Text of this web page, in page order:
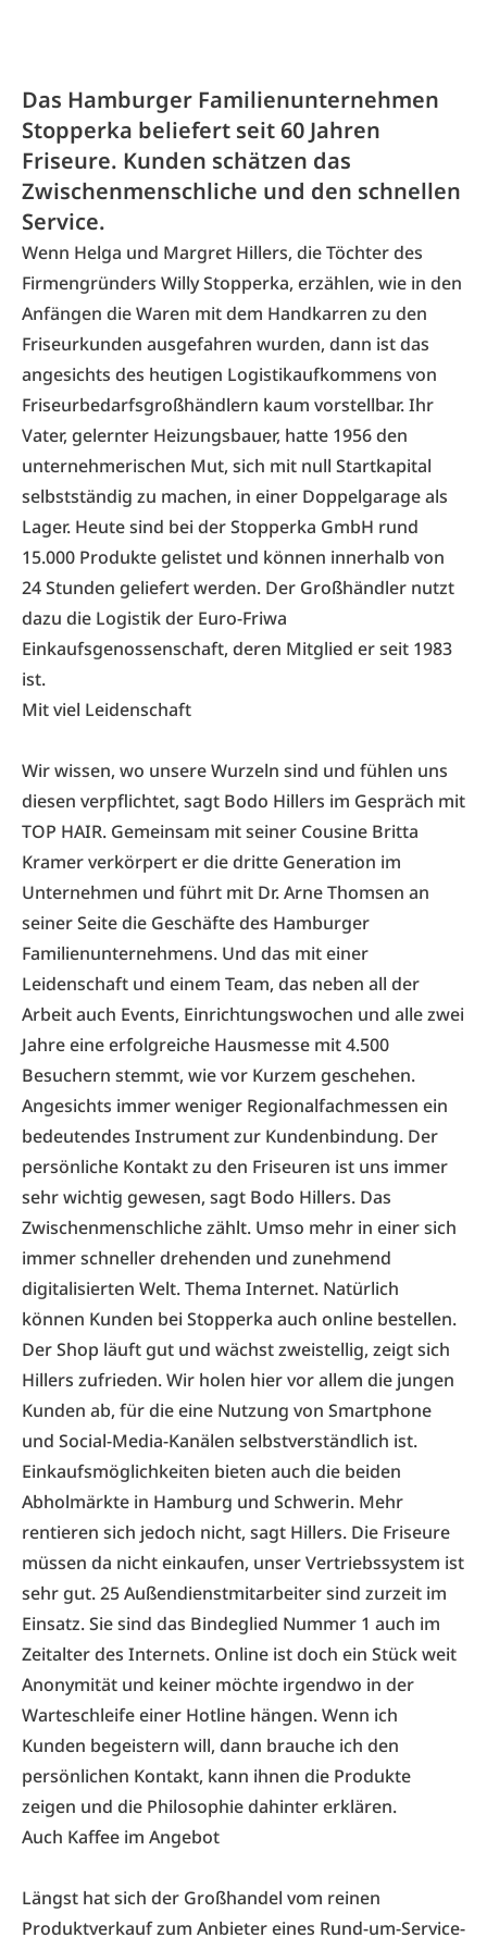
Das Hamburger Familienunternehmen
Stopperka beliefert seit 60 Jahren
Friseure. Kunden schätzen das
Zwischenmenschliche und den schnellen
Service.
Wenn Helga und Margret Hillers, die Töchter des
Firmengründers WillyStopperka, erzählen, wie in den
Anfängen die Waren mit dem Handkarren zu den
Friseurkunden ausgefahren wurden, dann ist das
angesichts des heutigen Logistik­aufkommens von
Friseurbedarfsgroßhändlern kaum vorstellbar. Ihr
Vater, gelernter Heizungsbauer, hatte 1956 den
unternehmerischen Mut, sich mit null Startkapital
selbstständig zu machen, in einer Doppelgarage als
Lager. Heute sind bei der Stopperka GmbH rund
15.000 Produkte gelistet und können innerhalb von
24 Stunden geliefert werden. Der Großhändler nutzt
dazu die Logistik der Euro-Friwa
Einkaufsgenossenschaft, deren Mitglied er seit 1983
ist.
Mit viel Leidenschaft
Wir wissen, wo unsere Wurzeln sind und fühlen uns
diesen verpflichtet, sagt Bodo Hillers im Gespräch mit
TOP HAIR. Gemeinsam mit seiner Cousine Britta
Kramer verkörpert er die dritte Generation im
Unternehmen und führt mit Dr. Arne Thomsen an
seiner Seite die Geschäfte des Hamburger
Familienunternehmens. Und das mit einer
Leidenschaft und einem Team, das neben all der
Arbeit auch Events, Einrichtungswochen und alle zwei
Jahre eine erfolgreiche Hausmesse mit 4.500
Besuchern stemmt, wie vor Kurzem geschehen.
Angesichts immer weniger Regionalfachmessen ein
bedeutendes Instrument zur Kundenbindung. Der
persönliche Kontakt zu den Friseuren ist uns immer
sehr wichtig gewesen, sagt Bodo Hillers. Das
Zwischenmenschliche zählt. Umso mehr in einer sich
immer schneller drehenden und zunehmend
digitalisierten Welt. Thema Internet. Natürlich
können Kunden bei Stopperka auch online bestellen.
Der Shop läuft gut und wächst zweistellig, zeigt sich
Hillers zufrieden. Wir holen hier vor allem die jungen
Kunden ab, für die eine Nutzung von Smartphone
und Social-Media-Kanälen selbstverständlich ist.
Einkaufsmöglichkeiten bieten auch die beiden
Abholmärkte in Hamburg und Schwerin. Mehr
rentieren sich jedoch nicht, sagt Hillers. Die Friseure
müssen da nicht einkaufen, unser Vertriebssystem ist
sehr gut. 25 Außendienstmit­arbeiter sind zurzeit im
Einsatz. Sie sind das Bindeglied Nummer 1 auch im
Zeitalter des Internets. Online ist doch ein Stück weit
Anonymität und keiner möchte irgendwo in der
Warteschleife einer Hotline hängen. Wenn ich
Kunden begeistern will, dann brauche ich den
persönlichen Kontakt, kann ihnen die Produkte
zeigen und die Philosophie dahinter erklären.
Auch Kaffee im Angebot
Längst hat sich der Großhandel vom reinen
Produktverkauf zum Anbieter eines Rund-um-Service-